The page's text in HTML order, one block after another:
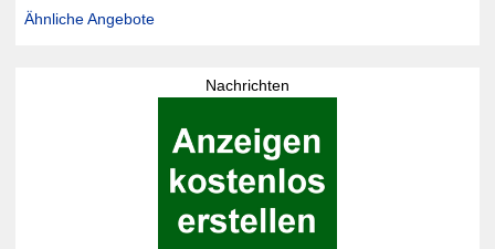
Ähnliche Angebote
Nachrichten